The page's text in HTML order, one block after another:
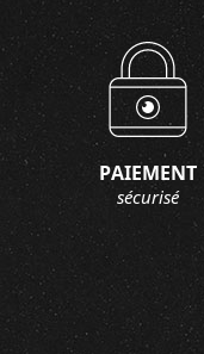
PAIEMENT
sécurisé